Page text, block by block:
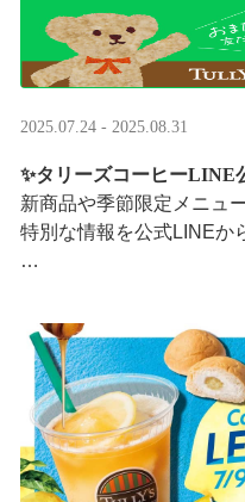
2025.07.24 - 2025.08.31
✨タリーズコーヒーLINE
新商品や季節限定メニュ
特別な情報を公式LINEか
···